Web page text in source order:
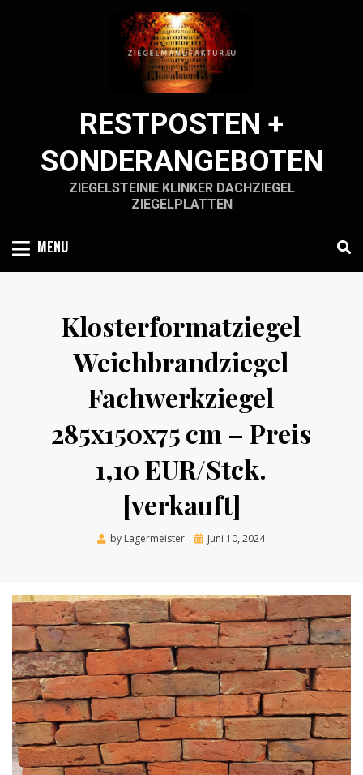
RESTPOSTEN +
SONDERANGEBOTEN
ZIEGELSTEINIE KLINKER DACHZIEGEL
ZIEGELPLATTEN
MENU
Klosterformatziegel
Weichbrandziegel
Fachwerkziegel
285x150x75 cm – Preis
1,10 EUR/Stck.
[verkauft]
by Lagermeister
PostedJuni 10, 2024